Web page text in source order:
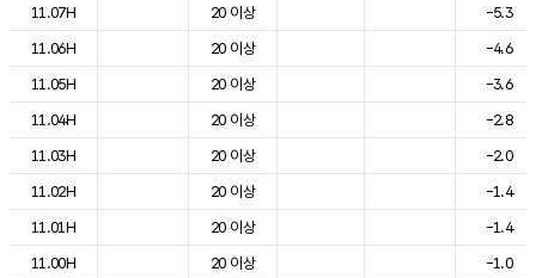
11.07H
20 이상
-5.3
11.06H
20 이상
-4.6
11.05H
20 이상
-3.6
11.04H
20 이상
-2.8
11.03H
20 이상
-2.0
11.02H
20 이상
-1.4
11.01H
20 이상
-1.4
11.00H
20 이상
-1.0